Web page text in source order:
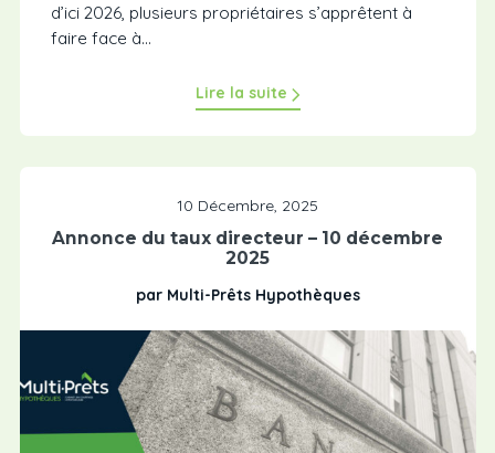
d’ici 2026, plusieurs propriétaires s’apprêtent à
faire face à...
Lire la suite
10 Décembre, 2025
Annonce du taux directeur – 10 décembre
2025
par Multi-Prêts Hypothèques